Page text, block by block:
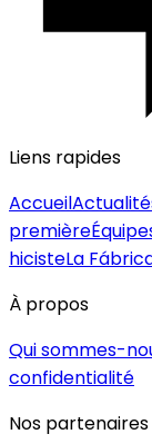
Liens rapides
Accueil
première
hicisteLa
À propos
Qui sommes-
confidentialité
Nos partenaires